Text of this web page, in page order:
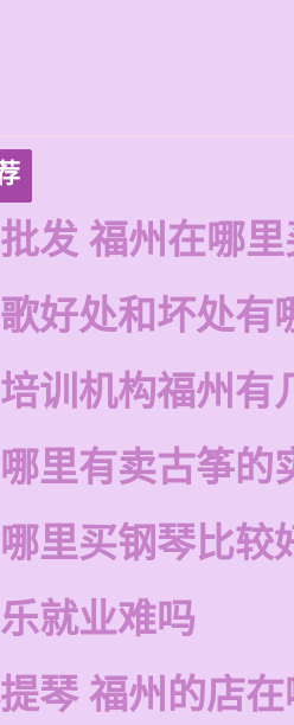
发 福州在哪
好处和坏处有
训机构福州有
里有卖古筝的
里买钢琴比较
就业难吗
琴 福州的店